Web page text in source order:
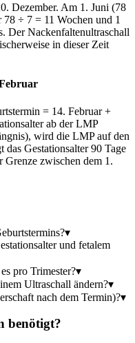
Dezember. Am 1. Juni (78
78 ÷ 7 = 11 Wochen und 1
Der Nackenfaltenultraschall
in dieser Zeit
= 14. Februar +
ab der LMP
wird die LMP auf den
das Gestationsalter 90 Tage
zwischen dem 1.
▾
und fetalem
pro Trimester?▾
Ultraschall ändern?▾
nach dem Termin)?▾
benötigt?